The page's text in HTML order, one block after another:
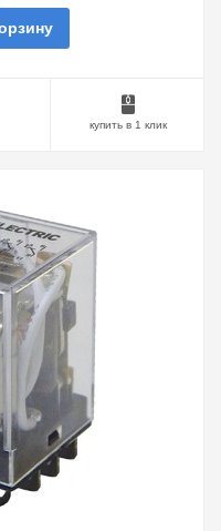
купить в 1 клик